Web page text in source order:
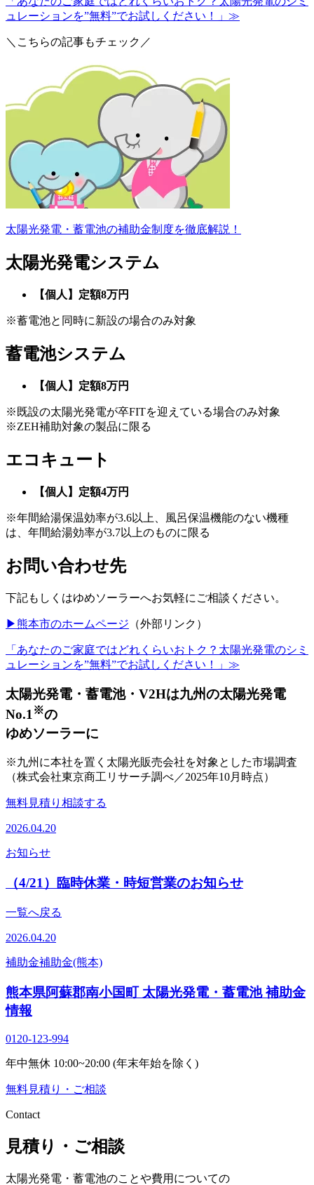
ュレーションを”無料”でお試しください！」≫
＼こちらの記事もチェック／
太陽光発電・蓄電池の補助金制度を徹底解説！
太陽光発電システム
【個人】定額8万円
※蓄電池と同時に新設の場合のみ対象
蓄電池システム
【個人】 定額8万円
※既設の太陽光発電が卒FITを迎えている場合のみ対象
※ZEH補助対象の製品に限る
エコキュート
【個人】定額4万円
※年間給湯保温効率が3.6以上、風呂保温機能のない機種
は、年間給湯効率が3.7以上のものに限る
お問い合わせ先
下記もしくはゆめソーラーへお気軽にご相談ください。
▶熊本市のホームページ （外部リンク）
「あなたのご家庭ではどれくらいおトク？太陽光発電のシミ
ュレーションを”無料”でお試しください！」≫
太陽光発電・蓄電池・V2Hは九州の太陽光発電
No.1※の
ゆめソーラーに
※九州に本社を置く太陽光販売会社を対象とした市場調査
（株式会社東京商工リサーチ調べ／2025年10月時点）
無料見積り相談する
2026.04.20
お知らせ
（4/21）臨時休業・時短営業のお知らせ
一覧へ戻る
2026.04.20
補助金補助金(熊本)
熊本県阿蘇郡南小国町 太陽光発電・蓄電池 補助金
情報
0120-123-994
年中無休 10:00~20:00 (年末年始を除く)
無料見積り・ご相談
Contact
見積り・ご相談
太陽光発電・蓄電池のことや費用についての